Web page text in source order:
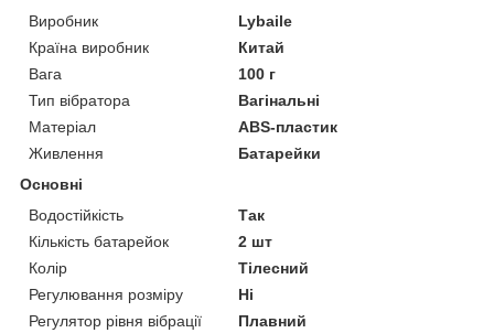
Виробник
Lybaile
Країна виробник
Китай
Вага
100 г
Тип вібратора
Вагінальні
Матеріал
ABS-пластик
Живлення
Батарейки
Основні
Водостійкість
Так
Кількість батарейок
2 шт
Колір
Тілесний
Регулювання розміру
Ні
Регулятор рівня вібрації
Плавний